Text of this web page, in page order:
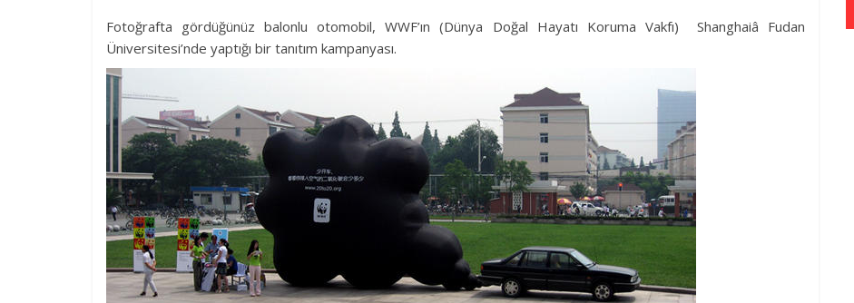
Fotoğrafta gördüğünüz balonlu otomobil, WWF’ın (Dünya Doğal Hayatı Koruma Vakfı) Shanghaiâ Fudan
Üniversitesi’nde yaptığı bir tanıtım kampanyası.